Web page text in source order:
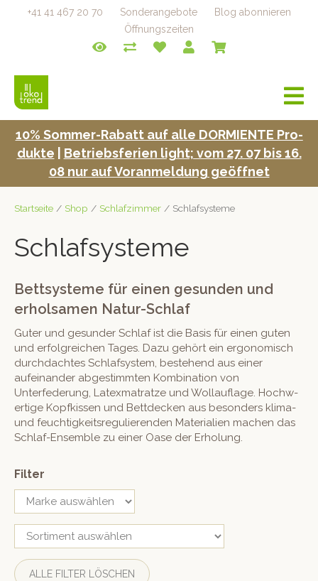
+41 41 467 20 70 Sonderangebote
Blog abonnieren
Öffnungszeiten
a
v
i
10% Som­mer-Rabatt auf alle DORMIENTE Pro­
duk­te
Betrieb­s­fe­rien light; vom 27. 07 bis 16.
08 nur auf Voran­mel­dung geöffnet
Startseite / Shop / Schlafzimmer / Schlafsysteme
Schlafsysteme
Bettsysteme für einen gesunden und
erholsamen Natur-Schlaf
Guter und gesun­der Schlaf ist die Basis für einen guten
und erfol­gre­ichen Tages. Dazu gehört ein ergonomisch
durch­dacht­es Schlaf­sys­tem, beste­hend aus ein­er
aufeinan­der abges­timmten Kom­bi­na­tion von
Unterfederung, Latex­ma­tratze und Wol­lau­flage. Hochw­
er­tige Kopfkissen und Bettdeck­en aus beson­ders kli­ma-
und feuchtigkeit­sreg­ulieren­den Mate­ri­alien machen das
Schlaf-Ensem­ble zu ein­er Oase der Erholung.
Filter
ALLE FILTER LÖSCHEN